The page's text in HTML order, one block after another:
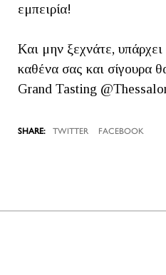
εμπειρία!
Και μην ξεχνάτε,
καθένα σας και σίγουρα
Grand Tasting
TWITTER FACEBOOK